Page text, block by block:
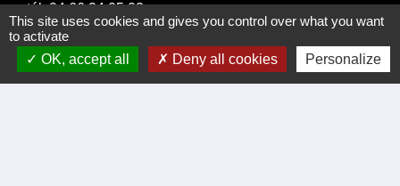
tél. 04 66 24 05 02
Facebook
This site uses cookies and gives you control over what you want
to activate
OK, accept all
Deny all cookies Personalize